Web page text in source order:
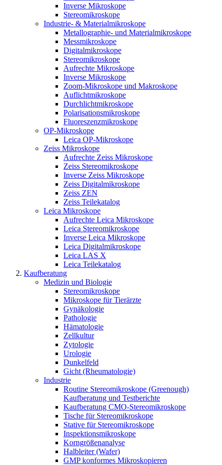
Inverse Mikroskope
Stereomikroskope
Industrie- & Materialmikroskope
Metallographie- und Materialmikroskope
Messmikroskope
Digitalmikroskope
Stereomikroskope
Aufrechte Mikroskope
Inverse Mikroskope
Zoom-Mikroskope und Makroskope
Auflichtmikroskope
Durchlichtmikroskope
Polarisationsmikroskope
Fluoreszenzmikroskope
OP-Mikroskope
Leica OP-Mikroskope
Zeiss Mikroskope
Aufrechte Zeiss Mikroskope
Zeiss Stereomikroskope
Inverse Zeiss Mikroskope
Zeiss Digitalmikroskope
Zeiss ZEN
Zeiss Teilekatalog
Leica Mikroskope
Aufrechte Leica Mikroskope
Leica Stereomikroskope
Inverse Leica Mikroskope
Leica Digitalmikroskope
Leica LAS X
Leica Teilekatalog
Kaufberatung
Medizin und Biologie
Stereomikroskope
Mikroskope für Tierärzte
Gynäkologie
Pathologie
Hämatologie
Zellkultur
Zytologie
Urologie
Dunkelfeld
Gicht (Rheumatologie)
Industrie
Routine Stereomikroskope (Greenough)
Kaufberatung und Testberichte
Kaufberatung CMO-Stereomikroskope
Tische für Stereomikroskope
Stative für Stereomikroskope
Inspektionsmikroskope
Korngrößenanalyse
Halbleiter (Wafer)
GMP konformes Mikroskopieren